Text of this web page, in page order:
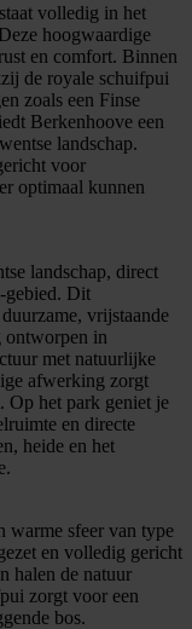
volledig in het
hoogwaardige
en comfort. Binnen
de royale schuifpui
zoals een Finse
Berkenhoove een
landschap.
voor
optimaal kunnen
landschap, direct
gebied. Dit
vrijstaande
ontworpen in
met natuurlijke
afwerking zorgt
Op het park geniet je
en directe
heide en het
warme sfeer van type
en volledig gericht
halen de natuur
zorgt voor een
bos.